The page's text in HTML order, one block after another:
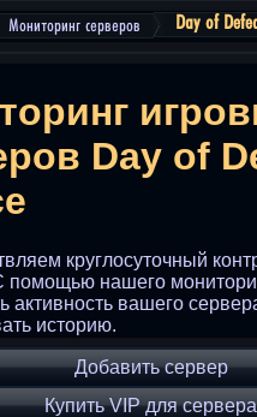
Мониторинг серверов Day of
Day of
круглосуточный
помощью нашего
активность вашего
историю.
Добавить сервер
Купить VIP для сервера